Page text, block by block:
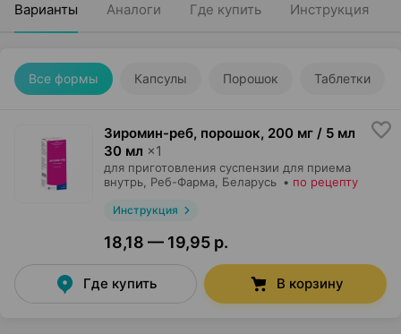
Варианты Аналоги Где купить Инструкция
Все формы Капсулы Порошок Таблетки
Зиромин-реб, порошок, 200 мг / 5 мл
30 мл ×1
для приготовления суспензии для приема
внутрь, Реб-Фарма , Беларусь • по рецепту
Инструкция
18,18 — 19,95 р.
Где купить В корзину